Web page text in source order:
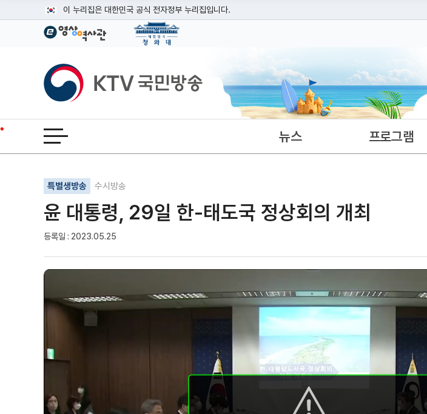
이 누리집은 대한민국 공식 전자정부 누리집입니다.
공식 누리집 주소 확인하기
이밖에 or.kr 또는 .kr등 다른 도메인 주소를 사용하고 있다면 아래 URL에서 도메인 주소를 확인해 보세요
운영중인 공식 누리집보기
KTV국민방송
전체메뉴 열기 뉴스 프로그램
특별생방송 수시방송
윤 대통령, 29일 한-태도국 정상회의 개최
등록일 : 2023.05.25
기사인쇄
글자확대
글자축소